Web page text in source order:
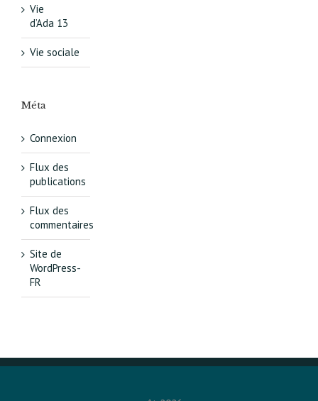
Vie
d’Ada 13
Vie sociale
Méta
Connexion
Flux des
publications
Flux des
commentaires
Site de
WordPress-
FR